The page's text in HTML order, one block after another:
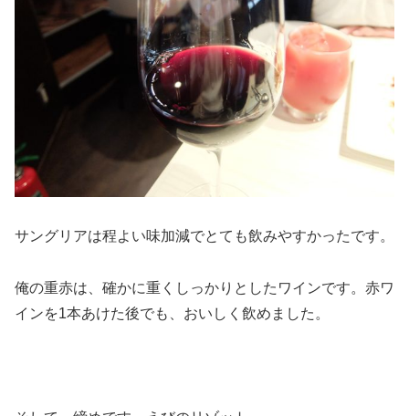
サングリアは程よい味加減でとても飲みやすかったです。
俺の重赤は、確かに重くしっかりとしたワインです。赤ワ
インを1本あけた後でも、おいしく飲めました。